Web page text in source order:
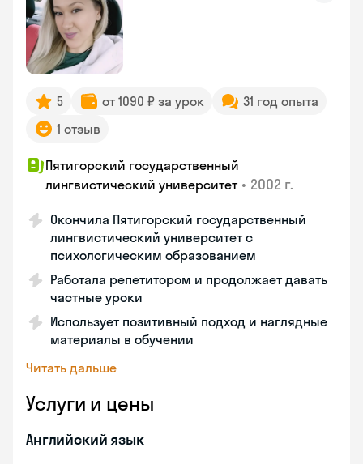
5 от 1090 ₽ за урок
31 год опыта
1 отзыв
Пятигорский государственный
лингвистический университет • 2002 г.
Окончила Пятигорский государственный
лингвистический университет с
психологическим образованием
Работала репетитором и продолжает давать
частные уроки
Использует позитивный подход и наглядные
материалы в обучении
Читать дальше
Услуги и цены
Английский язык